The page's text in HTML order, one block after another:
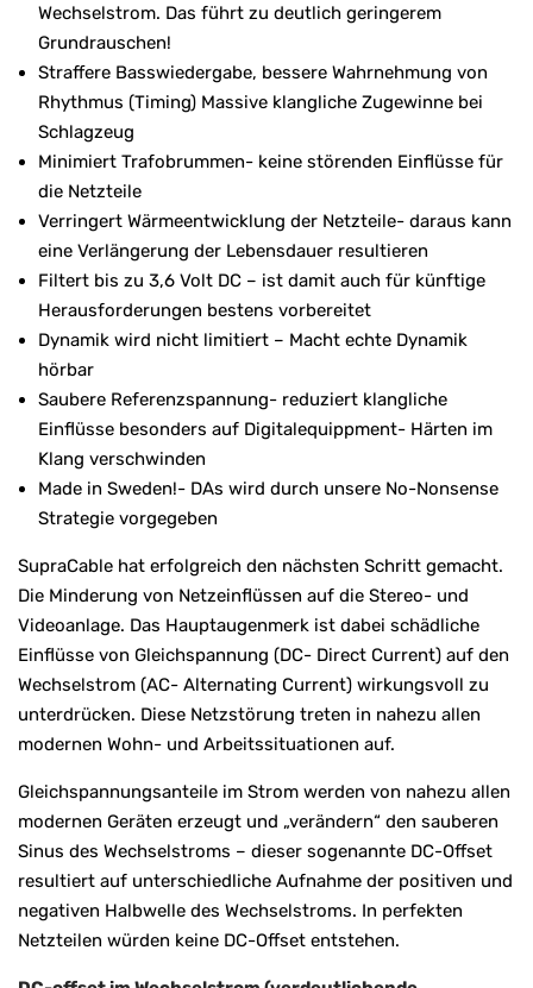
Wechselstrom. Das führt zu deutlich geringerem
Grundrauschen!
Straffere Basswiedergabe, bessere Wahrnehmung von
Rhythmus (Timing) Massive klangliche Zugewinne bei
Schlagzeug
Minimiert Trafobrummen- keine störenden Einflüsse für
die Netzteile
Verringert Wärmeentwicklung der Netzteile- daraus kann
eine Verlängerung der Lebensdauer resultieren
Filtert bis zu 3,6 Volt DC – ist damit auch für künftige
Herausforderungen bestens vorbereitet
Dynamik wird nicht limitiert – Macht echte Dynamik
hörbar
Saubere Referenzspannung- reduziert klangliche
Einflüsse besonders auf Digitalequippment- Härten im
Klang verschwinden
Made in Sweden!- DAs wird durch unsere No-Nonsense
Strategie vorgegeben
SupraCable hat erfolgreich den nächsten Schritt gemacht.
Die Minderung von Netzeinflüssen auf die Stereo- und
Videoanlage. Das Hauptaugenmerk ist dabei schädliche
Einflüsse von Gleichspannung (DC- Direct Current) auf den
Wechselstrom (AC- Alternating Current) wirkungsvoll zu
unterdrücken. Diese Netzstörung treten in nahezu allen
modernen Wohn- und Arbeitssituationen auf.
Gleichspannungsanteile im Strom werden von nahezu allen
modernen Geräten erzeugt und „verändern“ den sauberen
Sinus des Wechselstroms – dieser sogenannte DC-Offset
resultiert auf unterschiedliche Aufnahme der positiven und
negativen Halbwelle des Wechselstroms. In perfekten
Netzteilen würden keine DC-Offset entstehen.